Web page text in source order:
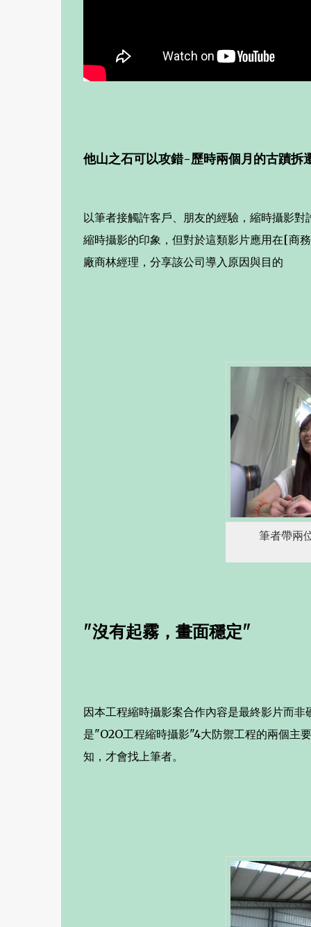
他山之石可以攻錯-歷時兩個月的古蹟拆
以筆者接觸許客戶、朋友的經驗，縮時攝影
縮時攝影的印象，但對於這類影片應用在[商
廠商林經理，分享該公司導入原因與目的
筆者帶兩
"沒有起霧，畫面穩定"
因本工程縮時攝影案合作內容是最終影片而
是"O2O工程縮時攝影"4大防禦工程的兩個主
知，才會找上筆者。